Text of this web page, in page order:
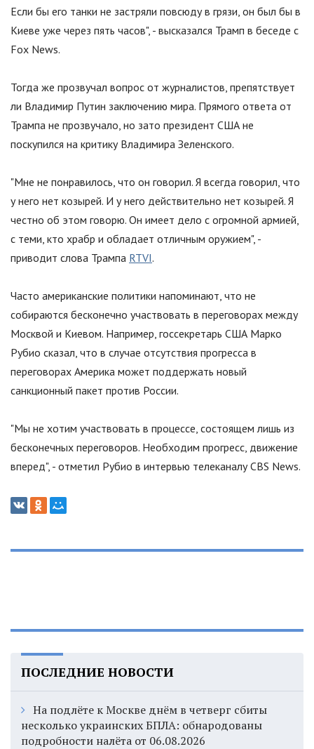
Если бы его танки не застряли повсюду в грязи, он был бы в
Киеве уже через пять часов", - высказался Трамп в беседе с
Fox News.
Тогда же прозвучал вопрос от журналистов, препятствует
ли Владимир Путин заключению мира. Прямого ответа от
Трампа не прозвучало, но зато президент США не
поскупился на критику Владимира Зеленского.
"Мне не понравилось, что он говорил. Я всегда говорил, что
у него нет козырей. И у него действительно нет козырей. Я
честно об этом говорю. Он имеет дело с огромной армией,
с теми, кто храбр и обладает отличным оружием", -
приводит слова Трампа RTVI.
Часто американские политики напоминают, что не
собираются бесконечно участвовать в переговорах между
Москвой и Киевом. Например, госсекретарь США Марко
Рубио сказал, что в случае отсутствия прогресса в
переговорах Америка может поддержать новый
санкционный пакет против России.
"Мы не хотим участвовать в процессе, состоящем лишь из
бесконечных переговоров. Необходим прогресс, движение
вперед", - отметил Рубио в интервью телеканалу CBS News.
ПОСЛЕДНИЕ НОВОСТИ
На подлёте к Москве днём в четверг сбиты
несколько украинских БПЛА: обнародованы
подробности налёта от 06.08.2026